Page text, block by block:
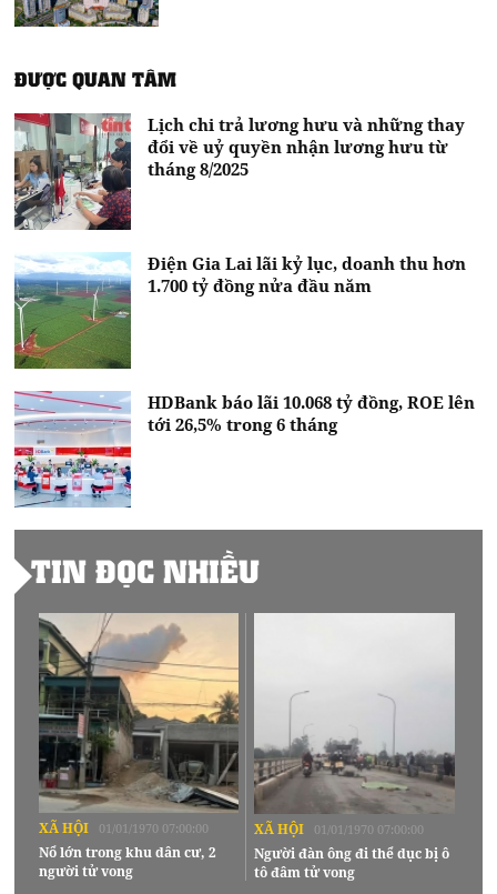
ĐƯỢC QUAN TÂM
Lịch chi trả lương hưu và những thay
đổi về uỷ quyền nhận lương hưu từ
tháng 8/2025
Điện Gia Lai lãi kỷ lục, doanh thu hơn
1.700 tỷ đồng nửa đầu năm
HDBank báo lãi 10.068 tỷ đồng, ROE lên
tới 26,5% trong 6 tháng
TIN ĐỌC NHIỀU
XÃ HỘI 01/01/1970 07:00:00
Nổ lớn trong khu dân cư, 2
người tử vong
XÃ HỘI 01/01/1970 07:00:00
Người đàn ông đi thể dục bị ô
tô đâm tử vong